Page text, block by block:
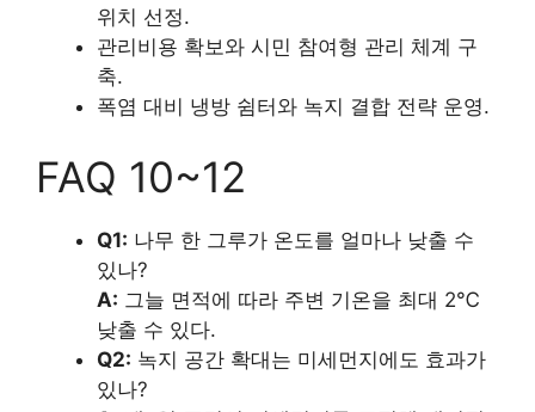
위치 선정.
관리비용 확보와 시민 참여형 관리 체계 구
축.
폭염 대비 냉방 쉼터와 녹지 결합 전략 운영.
FAQ 10~12
Q1: 나무 한 그루가 온도를 얼마나 낮출 수
있나?
A: 그늘 면적에 따라 주변 기온을 최대 2℃
낮출 수 있다.
Q2: 녹지 공간 확대는 미세먼지에도 효과가
있나?